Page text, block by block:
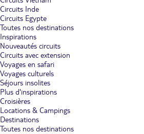
Circuits Inde
Circuits Egypte
Toutes nos destinations
Inspirations
Nouveautés circuits
Circuits avec extension
Voyages en safari
Voyages culturels
Séjours insolites
Plus d'inspirations
Croisières
Locations & Campings
Destinations
Toutes nos destinations